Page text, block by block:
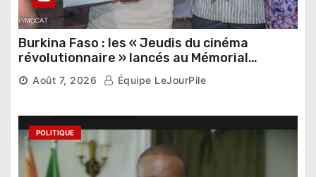
Burkina Faso : les « Jeudis du cinéma
révolutionnaire » lancés au Mémorial
Thomas Sankara
Août 7, 2026 Équipe LeJourPile
POLITIQUE